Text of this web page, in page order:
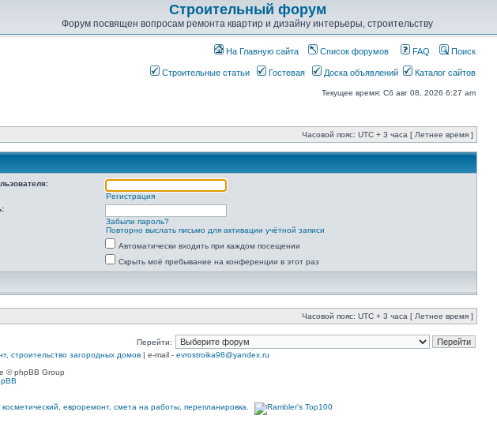
Строительный форум
Форум посвящен вопросам ремонта квартир и дизайну интерьеры, строительству
На Главную сайта Список форумов FAQ Поиск
Строительные статьи Гостевая Доска объявлений Каталог сайтов
Текущее время: Сб авг 08, 2026 6:27 am
Часовой пояс: UTC + 3 часа [ Летнее время ]
Регистрация
Забыли пароль?
Повторно выслать письмо для активации учётной записи
Автоматически входить при каждом посещении
Скрыть моё пребывание на конференции в этот раз
Часовой пояс: UTC + 3 часа [ Летнее время ]
Перейти:
строительство загородных домов | e-mail - evrostroika98@yandex.ru
© phpBB Group